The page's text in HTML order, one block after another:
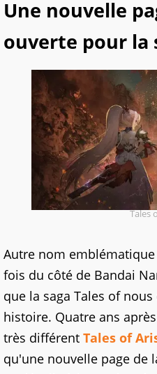
Une nouvelle
ouverte pour la
Tales
Autre nom
fois du côté de Bandai
que la saga Tales of
histoire. Quatre ans
très différent Tales of
qu'une nouvelle page de